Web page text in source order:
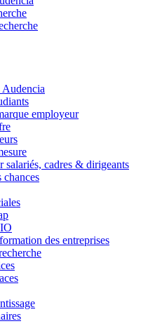
Audencia
employeur
salariés, cadres & dirigeants
chances
des entreprises